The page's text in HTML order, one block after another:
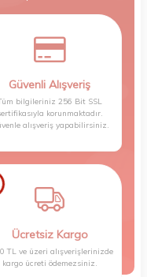
Güvenli Alışveriş
bilgileriniz 256 Bit SSL
korunmaktadır.
alışveriş yapabilirsiniz.
Ücretsiz Kargo
TL ve üzeri alışverişlerinizde
kargo ücreti ödemezsiniz.